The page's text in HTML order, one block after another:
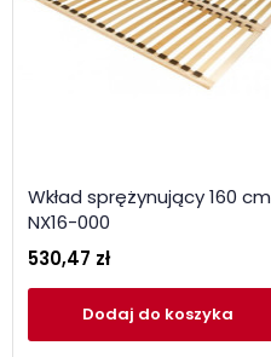
Wkład sprężynujący 160 cm
NX16-000
530,47 zł
Dodaj do koszyka